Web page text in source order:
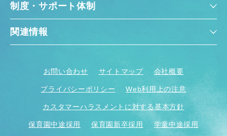
制度・サポート体制
関連情報
お問い合わせ サイトマップ 会社概要
プライバシーポリシー Web利用上の注意
カスタマーハラスメントに対する基本方針
保育園中途採用 保育園新卒採用 学童中途採用